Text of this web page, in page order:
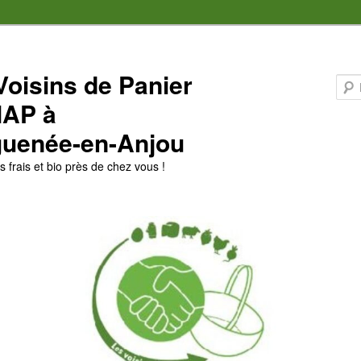
de Panier
à
en-Anjou
frais et bio près de chez vous !